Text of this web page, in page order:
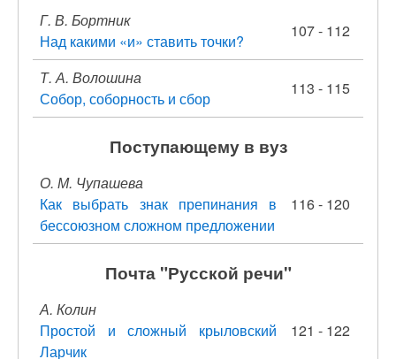
Г. В. Бортник
Над какими «и» ставить точки?
107 - 112
Т. А. Волошина
Собор, соборность и сбор
113 - 115
Поступающему в вуз
О. М. Чупашева
Как выбрать знак препинания в
бессоюзном сложном предложении
116 - 120
Почта "Русской речи"
А. Колин
Простой и сложный крыловский
Ларчик
121 - 122